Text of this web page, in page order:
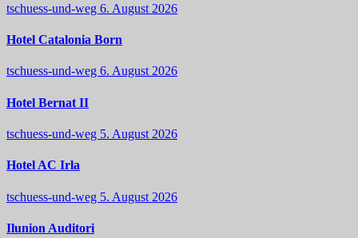
tschuess-und-weg 6. August 2026
Hotel Catalonia Born
tschuess-und-weg 6. August 2026
Hotel Bernat II
tschuess-und-weg 5. August 2026
Hotel AC Irla
tschuess-und-weg 5. August 2026
Ilunion Auditori